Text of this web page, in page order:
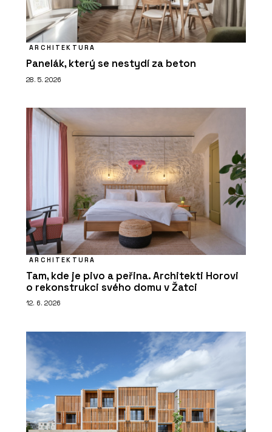
ARCHITEKTURA
Panelák, který se nestydí za beton
28. 5. 2026
ARCHITEKTURA
Tam, kde je pivo a peřina. Architekti Horovi
o rekonstrukci svého domu v Žatci
12. 6. 2026